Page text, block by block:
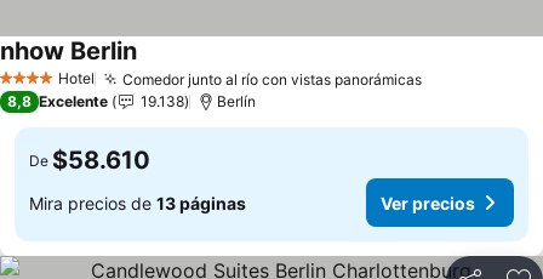
4 EstrellasHotel Comedor junto al río con vistas panorámicasVer precios
nhow BerlinVer precios
8,8 Excelente 19.138 Berlín
De $58.610
Mira precios de 13 páginas Ver precios